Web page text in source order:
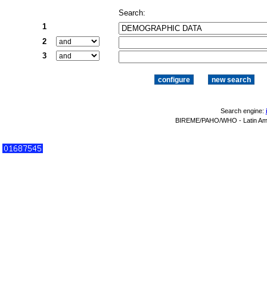
Search:
1
2
3
Search engine:
BIREME/PAHO/WHO - Latin